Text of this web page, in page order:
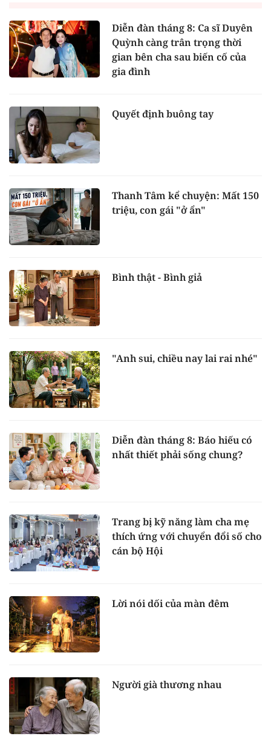
Diễn đàn tháng 8: Ca sĩ Duyên
Quỳnh càng trân trọng thời
gian bên cha sau biến cố của
gia đình
Quyết định buông tay
Thanh Tâm kể chuyện: Mất 150
triệu, con gái "ở ẩn"
Bình thật - Bình giả
"Anh sui, chiều nay lai rai nhé"
Diễn đàn tháng 8: Báo hiếu có
nhất thiết phải sống chung?
Trang bị kỹ năng làm cha mẹ
thích ứng với chuyển đổi số cho
cán bộ Hội
Lời nói dối của màn đêm
Người già thương nhau